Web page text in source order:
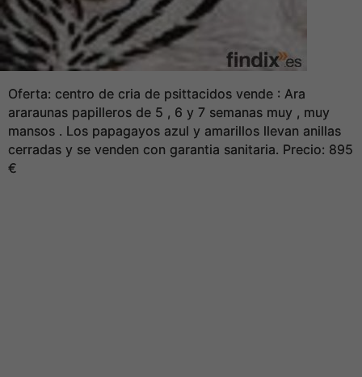
Oferta: centro de cria de psittacidos vende : Ara
araraunas papilleros de 5 , 6 y 7 semanas muy , muy
mansos . Los papagayos azul y amarillos llevan anillas
cerradas y se venden con garantia sanitaria. Precio: 895
€